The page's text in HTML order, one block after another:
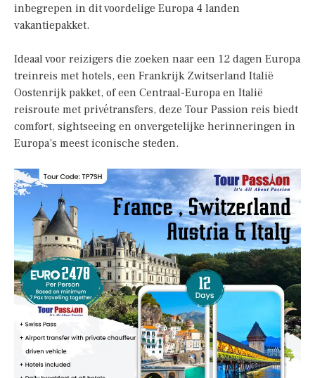
inbegrepen in dit voordelige Europa 4 landen
vakantiepakket.
Ideaal voor reizigers die zoeken naar een 12 dagen Europa
treinreis met hotels, een Frankrijk Zwitserland Italië
Oostenrijk pakket, of een Centraal-Europa en Italië
reisroute met privétransfers, deze Tour Passion reis biedt
comfort, sightseeing en onvergetelijke herinneringen in
Europa’s meest iconische steden.